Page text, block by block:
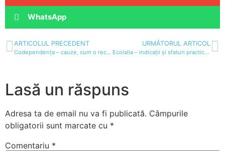
WhatsApp
ARTICOLUL PRECEDENT
Codependența – cauze, cum o recunoastem și gestionăm în cadrul relațiilor
URMĂTORUL ARTICOL
Ecolalia – indicații și sfaturi practice pentru părinți
Lasă un răspuns
Adresa ta de email nu va fi publicată. Câmpurile
obligatorii sunt marcate cu *
Comentariu *